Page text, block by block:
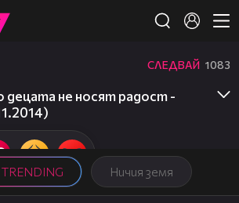
TRENDING Ничия земя
СЛЕДВАЙ 1083
децата не носят радост -